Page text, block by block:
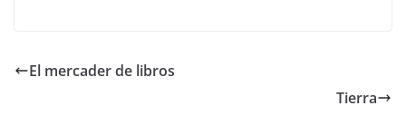
El mercader de libros
Tierra